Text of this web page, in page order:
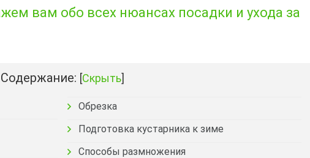
вам обо всех нюансах посадки и ухода за
Содержание: [Скрыть]
Обрезка
Подготовка кустарника к зиме
Способы размножения